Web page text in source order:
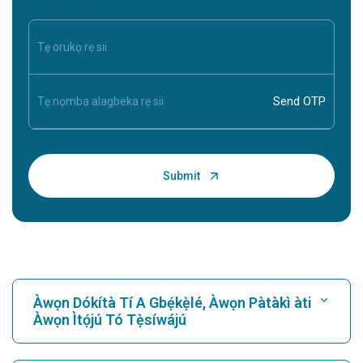
Àwọn Dókítà Tí A Gbẹ́kẹ̀lé, Àwọn Pàtàkì àti
Àwọn Ìtọ́jú Tó Tẹ̀síwájú